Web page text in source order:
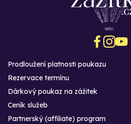
Prodloužení platnosti poukazu
Rezervace termínu
Dárkový poukaz na zážitek
Ceník služeb
Partnerský (affiliate) program